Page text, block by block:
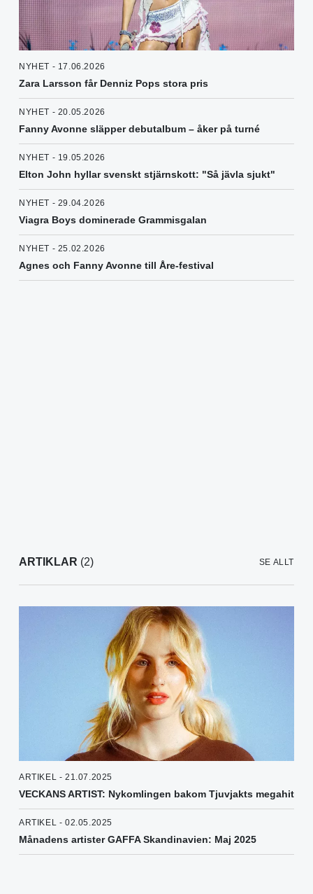
NYHET - 17.06.2026
Zara Larsson får Denniz Pops stora pris
NYHET - 20.05.2026
Fanny Avonne släpper debutalbum – åker på turné
NYHET - 19.05.2026
Elton John hyllar svenskt stjärnskott: "Så jävla sjukt"
NYHET - 29.04.2026
Viagra Boys dominerade Grammisgalan
NYHET - 25.02.2026
Agnes och Fanny Avonne till Åre-festival
ARTIKLAR (2) SE ALLT
ARTIKEL - 21.07.2025
VECKANS ARTIST: Nykomlingen bakom Tjuvjakts megahit
ARTIKEL - 02.05.2025
Månadens artister GAFFA Skandinavien: Maj 2025